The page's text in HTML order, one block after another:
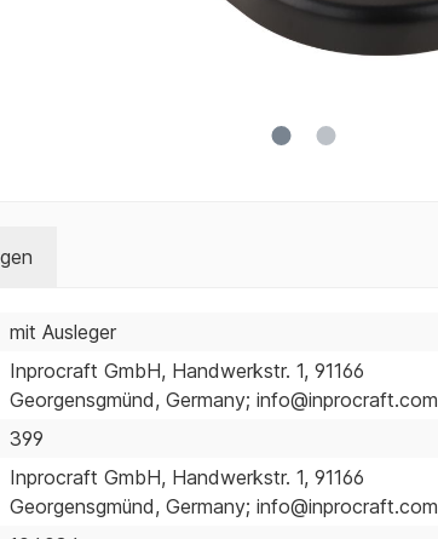
mit Ausleger
Inprocraft GmbH, Handwerkstr. 1, 91166
Georgensgmünd, Germany; info@inprocraft.com
399
Inprocraft GmbH, Handwerkstr. 1, 91166
Georgensgmünd, Germany; info@inprocraft.com